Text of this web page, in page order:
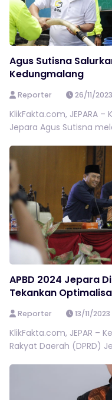
Agus Sutisna
Kedungmalang
Reporter 26/11/2023
KlikFakta.com, JEPARA
Jepara Agus Sutisna
APBD 2024 Jepara
Tekankan
Reporter 13/11/2023
KlikFakta.com, JEPAR –
Rakyat Daerah (DPRD)